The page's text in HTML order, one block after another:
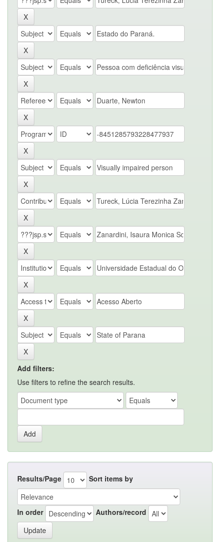
Add filters:
Use filters to refine the search results.
Results/Page Sort items by
In order Authors/record